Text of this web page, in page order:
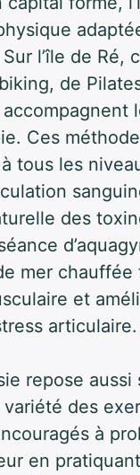
l’île de Ré,
de
accompagnent
Ces
tous les
des
mer chauffée
et
articulaire.
repose aussi
des
à
en